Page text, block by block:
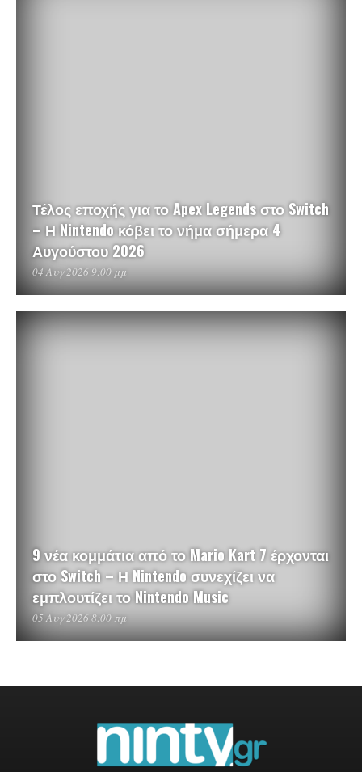
Τέλος εποχής για το Apex Legends στο Switch
– Η Nintendo κόβει το νήμα σήμερα 4
Αυγούστου 2026
04 Αυγ 2026 9:00 μμ
9 νέα κομμάτια από το Mario Kart 7 έρχονται
στο Switch – Η Nintendo συνεχίζει να
εμπλουτίζει το Nintendo Music
05 Αυγ 2026 8:00 πμ